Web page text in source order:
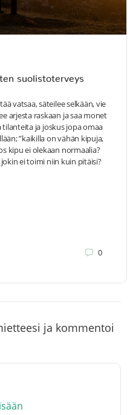
suolistoterveys
vatsaa, säteilee selkään, vie
arjesta raskaan ja saa monet
ja joskus jopa omaa
”kaikilla on vähän kipuja,
kipu ei olekaan normaalia?
ei toimi niin kuin pitäisi?
0
ja kommentoi